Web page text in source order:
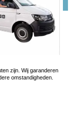
zijn. Wij garanderen
omstandigheden.